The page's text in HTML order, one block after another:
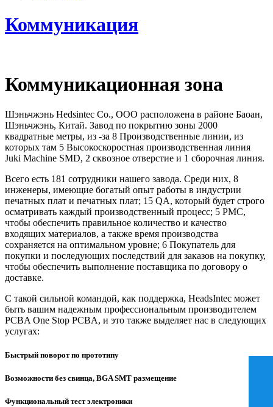
Коммуникация
Коммуникационная зона
Шэньчжэнь Hedsintec Co., ООО расположена в районе Баоан,
Шэньчжэнь, Китай. Завод по покрытию зоны 2000
квадратные метры, из -за 8 Производственные линии, из
которых там 5 Высокоскоростная производственная линия
Juki Machine SMD, 2 сквозное отверстие и 1 сборочная линия.
Всего есть 181 сотрудники нашего завода. Среди них, 8
инженеры, имеющие богатый опыт работы в индустрии
печатных плат и печатных плат; 15 QA, который будет строго
осматривать каждый производственный процесс; 5 PMC,
чтобы обеспечить правильное количество и качество
входящих материалов, а также время производства
сохраняется на оптимальном уровне; 6 Покупатель для
покупки и последующих последствий для заказов на покупку,
чтобы обеспечить выполнение поставщика по договору о
доставке.
С такой сильной командой, как поддержка, HeadsIntec может
быть вашим надежным профессиональным производителем
PCBA One Stop PCBA, и это также выделяет нас в следующих
услугах:
Быстрый поворот по прототипу
Возможности без свинца, BGA SMT размещение
Функциональный тест электроники